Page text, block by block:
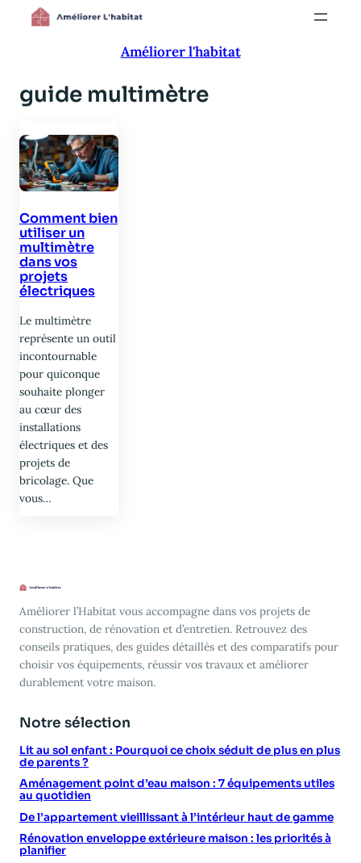
Aller
Améliorer l'habitat
guide multimètre
Comment bien
utiliser un
multimètre
dans vos
projets
électriques
Le multimètre
représente un outil
incontournable
pour quiconque
souhaite plonger
au cœur des
installations
électriques et des
projets de
bricolage. Que
vous…
Améliorer l’Habitat vous accompagne dans vos projets de
construction, de rénovation et d’entretien. Retrouvez des
conseils pratiques, des guides détaillés et des comparatifs pour
choisir vos équipements, réussir vos travaux et améliorer
durablement votre maison.
Notre sélection
Lit au sol enfant : Pourquoi ce choix séduit de plus en plus
de parents ?
Aménagement point d’eau maison : 7 équipements utiles
au quotidien
De l’appartement vieillissant à l’intérieur haut de gamme
Rénovation enveloppe extérieure maison : les priorités à
planifier